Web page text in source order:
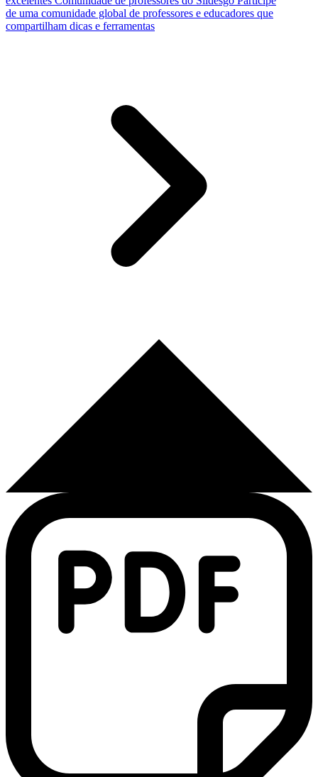
de uma comunidade global de professores e educadores que
compartilham dicas e ferramentas